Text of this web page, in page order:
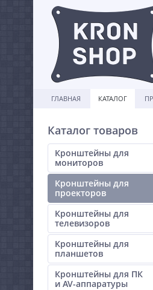
ГЛАВНАЯ КАТАЛОГ
Каталог товаров
Кронштейны для
мониторов
Кронштейны для
проекторов
Кронштейны для
телевизоров
Кронштейны для
планшетов
Кронштейны для ПК
и AV-аппаратуры